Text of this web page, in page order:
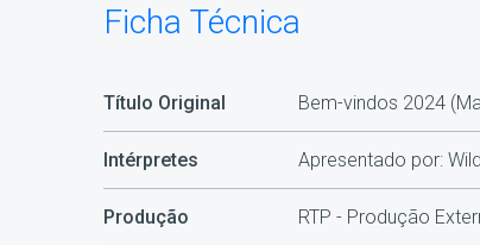
Ficha Técnica
Título Original Bem-vindos 2024
Intérpretes Apresentado por:
Produção RTP - Produção